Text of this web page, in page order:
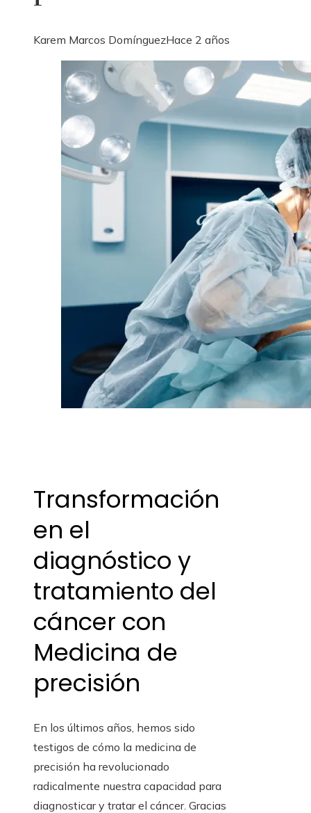
Karem Marcos DomínguezHace 2 años
Transformación
en el
diagnóstico y
tratamiento del
cáncer con
Medicina de
precisión
En los últimos años, hemos sido
testigos de cómo la medicina de
precisión ha revolucionado
radicalmente nuestra capacidad para
diagnosticar y tratar el cáncer. Gracias